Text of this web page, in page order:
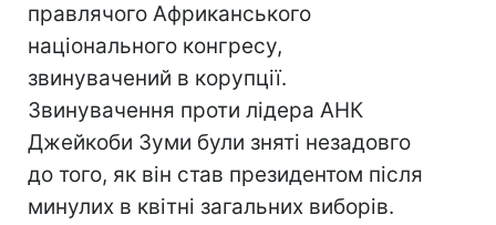
правлячого Африканського
національного конгресу,
звинувачений в корупції.
Звинувачення проти лідера АНК
Джейкоби Зуми були зняті незадовго
до того, як він став президентом після
минулих в квітні загальних виборів.